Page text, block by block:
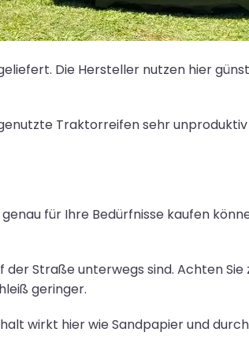
Die Hersteller nutzen hier
Traktorreifen sehr
für Ihre Bedürfnisse kaufen
Straße unterwegs sind. Achten
geringer.
wirkt hier wie Sandpapier und